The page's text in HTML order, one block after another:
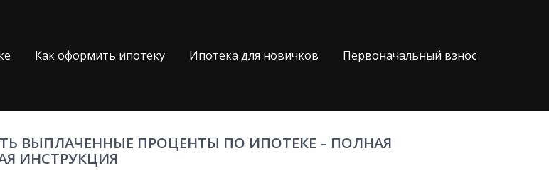
Как оформить ипотеку Ипотека для новичков Первоначальный взнос
ВЫПЛАЧЕННЫЕ ПРОЦЕНТЫ ПО ИПОТЕКЕ – ПОЛНАЯ
ИНСТРУКЦИЯ